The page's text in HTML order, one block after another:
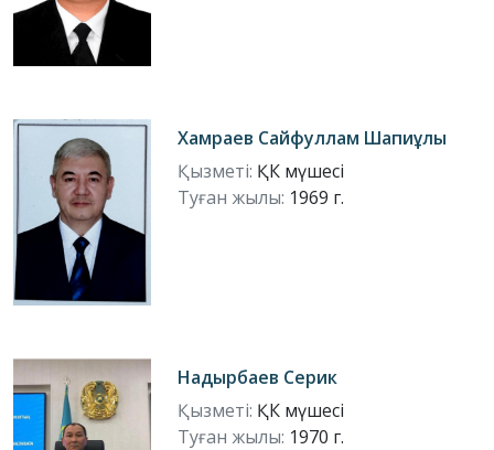
Хамраев Сайфуллам Шапиұлы
Қызметі: ҚК мүшесі
Туған жылы: 1969 г.
Надырбаев Серик
Қызметі: ҚК мүшесі
Туған жылы: 1970 г.